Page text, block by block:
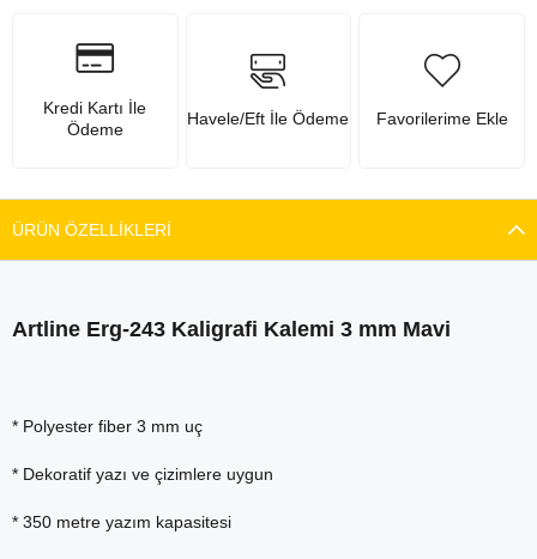
Kredi Kartı İle
Ödeme
Havele/Eft İle Ödeme Favorilerime Ekle
ÜRÜN ÖZELLIKLERI
Artline Erg-243 Kaligrafi Kalemi 3 mm Mavi
* Polyester fiber 3 mm uç
* Dekoratif yazı ve çizimlere uygun
* 350 metre yazım kapasitesi